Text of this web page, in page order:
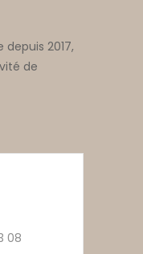
2017,
de
08